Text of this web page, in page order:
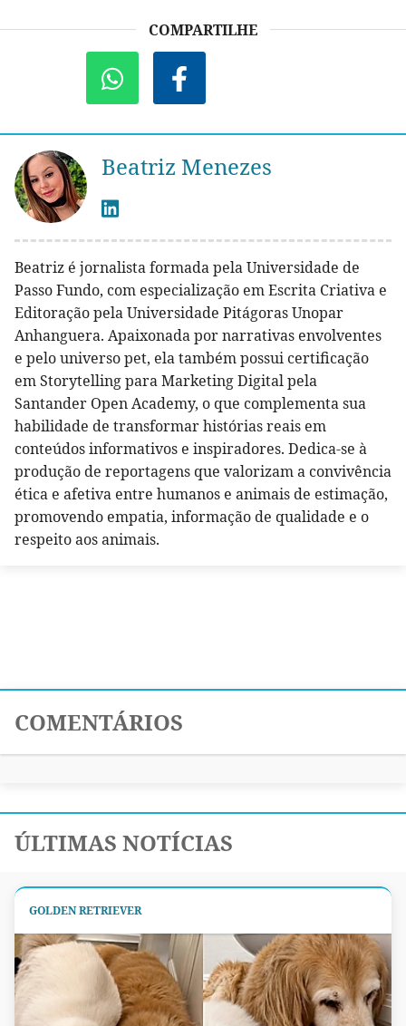
COMPARTILHE
Beatriz Menezes
Beatriz é jornalista formada pela Universidade de
Passo Fundo, com especialização em Escrita Criativa e
Editoração pela Universidade Pitágoras Unopar
Anhanguera. Apaixonada por narrativas envolventes
e pelo universo pet, ela também possui certificação
em Storytelling para Marketing Digital pela
Santander Open Academy, o que complementa sua
habilidade de transformar histórias reais em
conteúdos informativos e inspiradores. Dedica-se à
produção de reportagens que valorizam a convivência
ética e afetiva entre humanos e animais de estimação,
promovendo empatia, informação de qualidade e o
respeito aos animais.
COMENTÁRIOS
ÚLTIMAS NOTÍCIAS
GOLDEN RETRIEVER